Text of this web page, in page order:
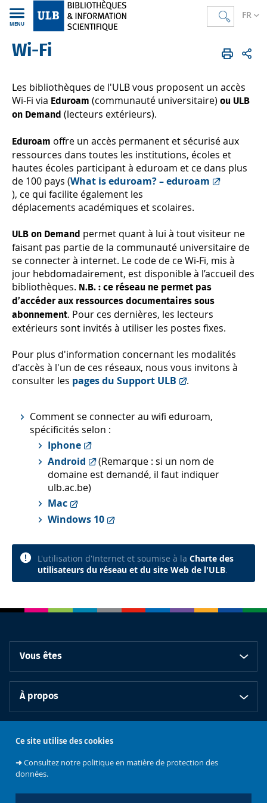
Ce site utilise des cookies
➜Consultez notre politique en matière de protection des
données.
FR
MENU
Bibliothèques
Wi-Fi
Les bibliothèques de l'ULB vous proposent un accès
Wi-Fi via Eduroam (communauté universitaire) ou ULB
on Demand (lecteurs extérieurs).
Eduroam offre un accès permanent et sécurisé aux
ressources dans toutes les institutions, écoles et
hautes écoles participant à eduroam et ce dans plus
de 100 pays (What is eduroam? – eduroam
), ce qui facilite également les
déplacements académiques et scolaires.
ULB on Demand permet quant à lui à tout visiteur ne
faisant pas partie de la communauté universitaire de
se connecter à internet. Le code de ce Wi-Fi, mis à
jour hebdomadairement, est disponible à l’accueil des
bibliothèques. N.B. : ce réseau ne permet pas
d’accéder aux ressources documentaires sous
abonnement. Pour ces dernières, les lecteurs
extérieurs sont invités à utiliser les postes fixes.
Pour plus d'information concernant les modalités
d'accès à l'un de ces réseaux, nous vous invitons à
consulter les pages du Support ULB .
Comment se connecter au wifi eduroam,
spécificités selon :
Iphone
Android
(Remarque : si un nom de
domaine est demandé, il faut indiquer
ulb.ac.be)
Mac
Windows 10
L'utilisation d'Internet et soumise à laCharte des
utilisateurs du réseau et du site Web de l'ULB.
Vous êtes
À propos
Bibliothèques